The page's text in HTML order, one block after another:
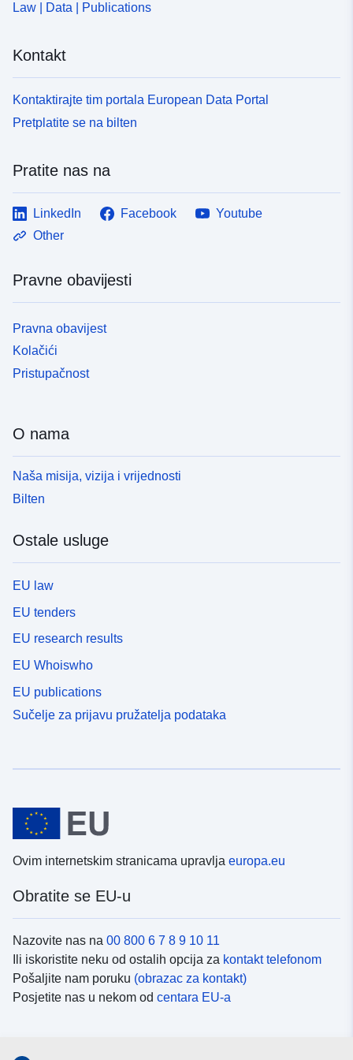
Law | Data | Publications
Kontakt
Kontaktirajte tim portala European Data Portal
Pretplatite se na bilten
Pratite nas na
LinkedIn Facebook
Youtube
Other
Pravne obavijesti
Pravna obavijest
Kolačići
Pristupačnost
O nama
Naša misija, vizija i vrijednosti
Bilten
Ostale usluge
EU law
EU tenders
EU research results
EU Whoiswho
EU publications
Sučelje za prijavu pružatelja podataka
Ovim internetskim stranicama upravlja europa.eu
Obratite se EU-u
Nazovite nas na 00 800 6 7 8 9 10 11
Ili iskoristite neku od ostalih opcija za kontakt telefonom
Pošaljite nam poruku (obrazac za kontakt)
Posjetite nas u nekom od centara EU-a